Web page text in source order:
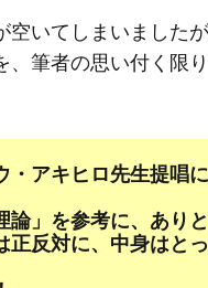
空いてしまいました
筆者の思い付く限
・アキヒロ先生提唱
論」を参考に、あり
正反対に、中身はと